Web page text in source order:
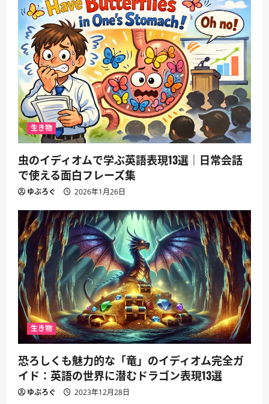
生き物
虫のイディオムで学ぶ英語表現13選｜日常会話
で使える面白フレーズ集
ゆぶろぐ 2026年1月26日
生き物
恐ろしくも魅力的な「竜」のイディオム完全ガ
イド：英語の世界に潜むドラゴン表現13選
ゆぶろぐ 2023年12月28日